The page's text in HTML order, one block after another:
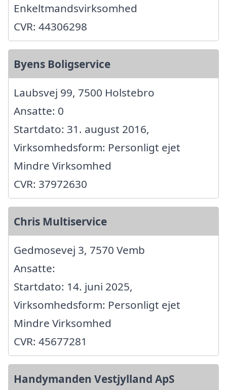
Enkeltmandsvirksomhed
CVR: 44306298
Byens Boligservice
Laubsvej 99, 7500 Holstebro
Ansatte: 0
Startdato: 31. august 2016,
Virksomhedsform: Personligt ejet
Mindre Virksomhed
CVR: 37972630
Chris Multiservice
Gedmosevej 3, 7570 Vemb
Ansatte:
Startdato: 14. juni 2025,
Virksomhedsform: Personligt ejet
Mindre Virksomhed
CVR: 45677281
Handymanden Vestjylland ApS